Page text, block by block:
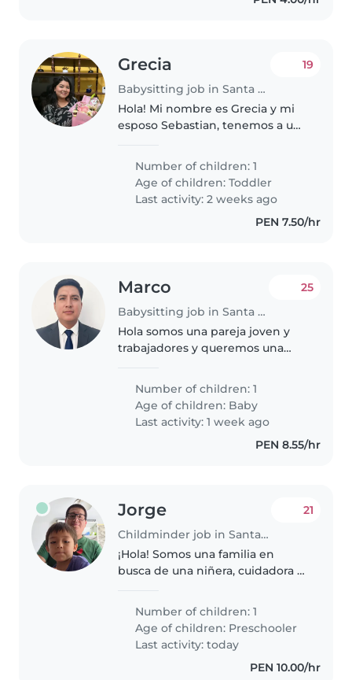
Grecia
Babysitting job in Santa Anita - Los Ficus
19
Hola! Mi nombre es Grecia y mi
esposo Sebastian, tenemos a un
4 meses, es un bebé muy amado
por nosotros. Él es muy curioso,
siempre está buscando que..
Number of children: 1
Age of children:Toddler
Last activity: 2 weeks ago
PEN 7.50/hr
Marco
Babysitting job in Santa Anita - Los Ficus
25
Hola somos una pareja joven y
trabajadores y queremos una
nuestro pequeño bebe de 6
meses nada más , jugar con el ,
llevarlo al parque, darle su
biberon..
Number of children: 1
Age of children: Baby
Last activity: 1 week ago
PEN 8.55/hr
Jorge
Childminder job in Santa Anita - Los Ficus
21
¡Hola! Somos una familia en
busca de una niñera, cuidadora o
cuidar a nuestro hijo de
preescolar, quien es energético,
juguetón y muy hablador.
Necesitamos..
Number of children: 1
Age of children: Preschooler
Last activity: today
PEN 10.00/hr